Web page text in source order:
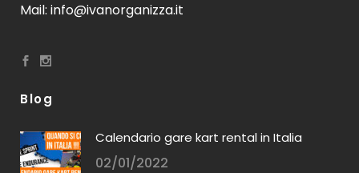
Mail: info@ivanorganizza.it
Blog
Calendario gare kart rental in Italia
02/01/2022